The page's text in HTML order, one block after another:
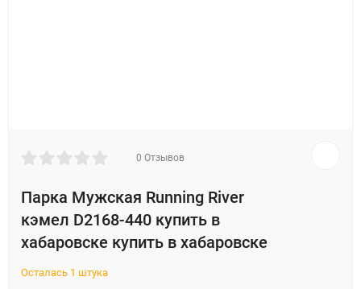
0 Отзывов
Парка Мужская Running River
кэмел D2168-440 купить в
хабаровске купить в хабаровске
Осталась 1 штука